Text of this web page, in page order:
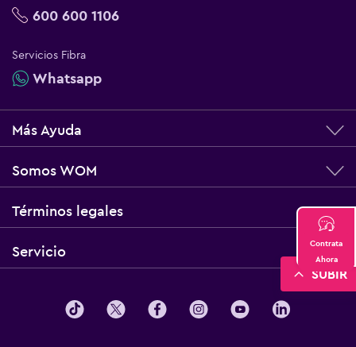
SUBIR
600 600 1106
Servicios Fibra
Whatsapp
Más Ayuda
Somos WOM
Términos legales
Servicio
Contrata
Ahora